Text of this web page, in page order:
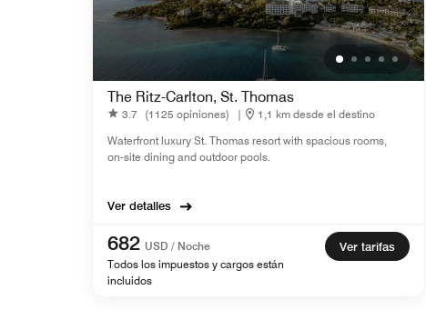
The Ritz-Carlton, St. Thomas
3.7 (1125 opiniones) |
1,1 km desde el destino
Waterfront luxury St. Thomas resort with spacious rooms,
on-site dining and outdoor pools.
Ver detalles
682 USD / Noche
Todos los impuestos y cargos están
incluidos
Ver tarifas